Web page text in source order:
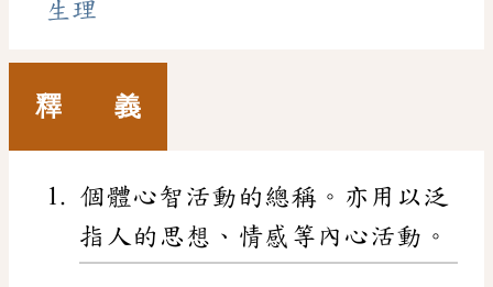
生理
釋 義
個體心智活動的總稱。亦用以泛
指人的思想、情感等內心活動。